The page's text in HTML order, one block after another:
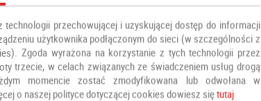
przechowującej i uzyskującej dostęp do informacji
użytkownika podłączonym do sieci (w szczególności z
Zgoda wyrażona na korzystanie z tych technologii przez
trzecie, w celach związanych ze świadczeniem usług drogą
momencie zostać zmodyfikowana lub odwołana w
o naszej polityce dotyczącej cookies dowiesz siętutaj